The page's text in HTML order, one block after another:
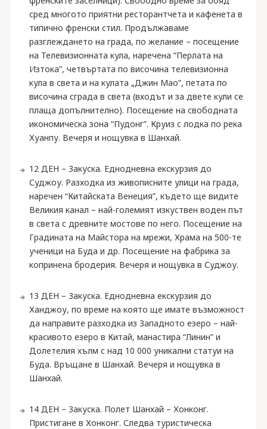
сред многото приятни ресторантчета и кафенета в
типично френски стил. Продължаваме
разглеждането на града, по желание – посещение
на Телевизионната кула, наречена “Перлата на
Изтока”, четвъртата по височина телевизионна
кула в света и на кулата „Джин Мао”, петата по
височина сграда в света (входът и за двете кули се
плаща допълнително). Посещение на свободната
икономическа зона “Пудонг”. Круиз с лодка по река
Хуанпу. Вечеря и нощувка в Шанхай.
12 ДЕН – Закуска. Еднодневна екскурзия до
Суджоу. Разходка из живописните улици на града,
наречен “Китайската Венеция”, където ще видите
Великия канал – най-големият изкуствен воден път
в света с древните мостове по него. Посещение на
Градината на Майстора на мрежи, Храма на 500-те
ученици на Буда и др. Посещение на фабрика за
копринeна бродерия. Вечеря и нощувка в Суджоу.
13 ДЕН – Закуска. Еднодневна екскурзия до
Ханджоу, по време на която ще имате възможност
да направите разходка из Западното езеро – най-
красивото езеро в Китай, манастира “Линин” и
Долетелия хълм с над 10 000 уникални статуи на
Буда. Връщане в Шанхай. Вечеря и нощувка в
Шанхай.
14 ДЕН – Закуска. Полет Шанхай – Хонконг.
Пристигане в Хонконг. Следва туристическа